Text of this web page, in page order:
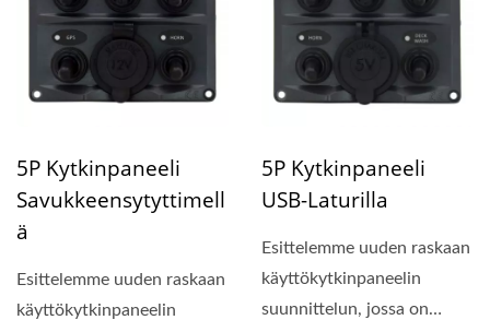
5P Kytkinpaneeli
Savukkeensytyttimell
Ä
Esittelemme uuden raskaan
käyttökytkinpaneelin
5P Kytkinpaneeli
USB-Laturilla
Esittelemme uuden raskaan
käyttökytkinpaneelin
suunnittelun, jossa on